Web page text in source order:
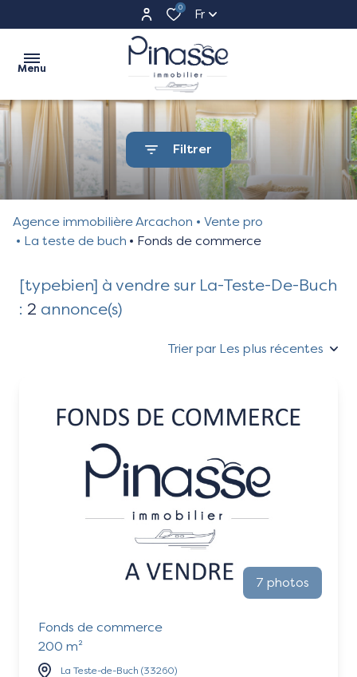
0 Fr
Menu
Accueil
Ventes
appartements
maisons
autres
Commerces
Neufs
Contact
Filtrer
Agence immobilière Arcachon
Vente pro
La teste de buch
Fonds de commerce
[typebien] à vendre sur La-Teste-De-Buch
: 2 annonce(s)
Trier par Les plus récentes
7 photos
Fonds de commerce
200 m²
La Teste-de-Buch (33260)